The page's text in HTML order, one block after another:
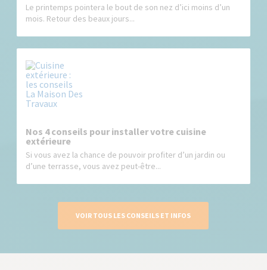
Le printemps pointera le bout de son nez d’ici moins d’un
mois. Retour des beaux jours...
Nos 4 conseils pour installer votre cuisine
extérieure
Si vous avez la chance de pouvoir profiter d’un jardin ou
d’une terrasse, vous avez peut-être...
VOIR TOUS LES CONSEILS ET INFOS